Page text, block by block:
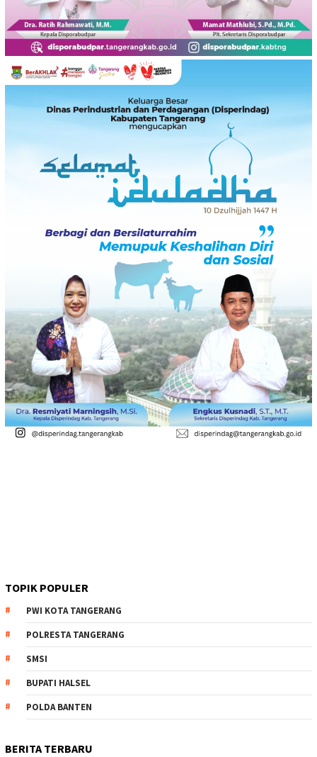
TOPIK POPULER
PWI KOTA TANGERANG
POLRESTA TANGERANG
SMSI
BUPATI HALSEL
POLDA BANTEN
BERITA TERBARU